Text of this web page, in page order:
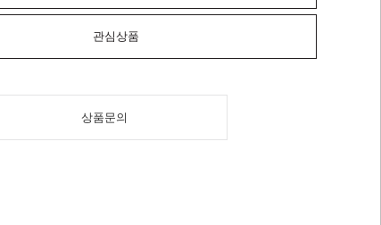
관심상품
상품문의